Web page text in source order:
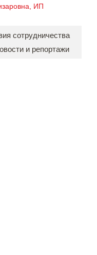
ИП
сотрудничества
и репортажи